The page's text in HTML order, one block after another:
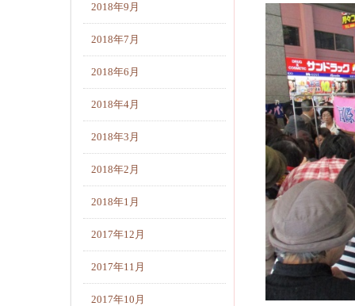
2018年9月
2018年7月
2018年6月
2018年4月
2018年3月
2018年2月
2018年1月
2017年12月
2017年11月
2017年10月